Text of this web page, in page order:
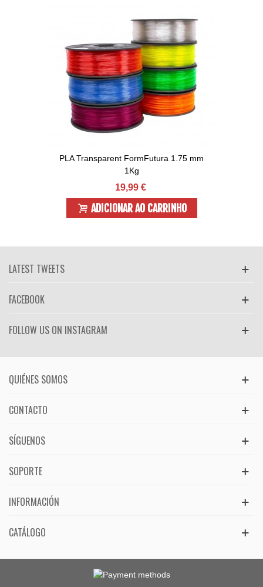
PLA Transparent FormFutura 1.75 mm
1Kg
19,99 €
ADICIONAR AO CARRINHO
LATEST TWEETS
FACEBOOK
FOLLOW US ON INSTAGRAM
QUIÉNES SOMOS
CONTACTO
SÍGUENOS
SOPORTE
INFORMACIÓN
CATÁLOGO